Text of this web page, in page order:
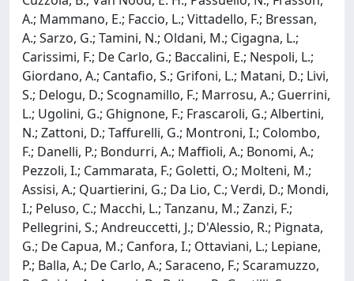
A.; Mammano, E.; Faccio, L.; Vittadello, F.; Bressan,
A.; Sarzo, G.; Tamini, N.; Oldani, M.; Cigagna, L.;
Carissimi, F.; De Carlo, G.; Baccalini, E.; Nespoli, L.;
Giordano, A.; Cantafio, S.; Grifoni, L.; Matani, D.; Livi,
S.; Delogu, D.; Scognamillo, F.; Marrosu, A.; Guerrini,
L.; Ugolini, G.; Ghignone, F.; Frascaroli, G.; Albertini,
N.; Zattoni, D.; Taffurelli, G.; Montroni, I.; Colombo,
F.; Danelli, P.; Bondurri, A.; Maffioli, A.; Bonomi, A.;
Pezzoli, I.; Cammarata, F.; Goletti, O.; Molteni, M.;
Assisi, A.; Quartierini, G.; Da Lio, C.; Verdi, D.; Mondi,
I.; Peluso, C.; Macchi, L.; Tanzanu, M.; Zanzi, F.;
Pellegrini, S.; Andreuccetti, J.; D'Alessio, R.; Pignata,
G.; De Capua, M.; Canfora, I.; Ottaviani, L.; Lepiane,
P.; Balla, A.; De Carlo, A.; Saraceno, F.; Scaramuzzo,